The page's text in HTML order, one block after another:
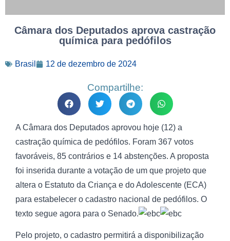
Câmara dos Deputados aprova castração
química para pedófilos
Brasil 12 de dezembro de 2024
Compartilhe:
A Câmara dos Deputados aprovou hoje (12) a
castração química de pedófilos. Foram 367 votos
favoráveis, 85 contrários e 14 abstenções. A proposta
foi inserida durante a votação de um que projeto que
altera o Estatuto da Criança e do Adolescente (ECA)
para estabelecer o cadastro nacional de pedófilos. O
texto segue agora para o Senado.
Pelo projeto, o cadastro permitirá a disponibilização